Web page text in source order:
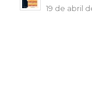
19 de abril